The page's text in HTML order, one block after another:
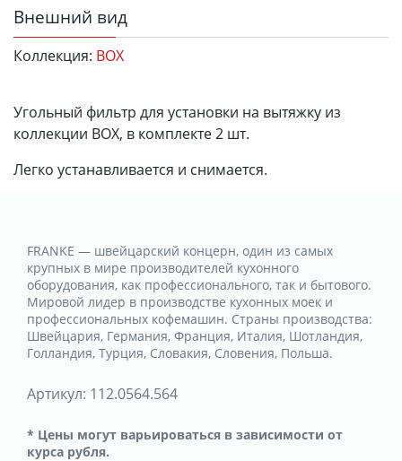
Внешний вид
Коллекция: BOX
Угольный фильтр для установки на вытяжку из
коллекции BOX, в комплекте 2 шт.
Легко устанавливается и снимается.
FRANKE — швейцарский концерн, один из самых
крупных в мире производителей кухонного
оборудования, как профессионального, так и бытового.
Мировой лидер в производстве кухонных моек и
профессиональных кофемашин. Страны производства:
Швейцария, Германия, Франция, Италия, Шотландия,
Голландия, Турция, Словакия, Словения, Польша.
Артикул: 112.0564.564
* Цены могут варьироваться в зависимости от
курса рубля.